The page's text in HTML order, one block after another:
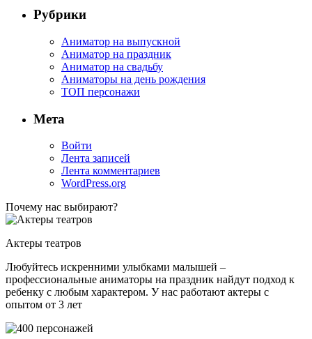
Рубрики
Аниматор на выпускной
Аниматор на праздник
Аниматор на свадьбу
Аниматоры на день рождения
ТОП персонажи
Мета
Войти
Лента записей
Лента комментариев
WordPress.org
Почему нас выбирают?
Актеры театров
Любуйтесь искренними улыбками малышей –
профессиональные аниматоры на праздник найдут подход к
ребенку с любым характером. У нас работают актеры с
опытом от 3 лет